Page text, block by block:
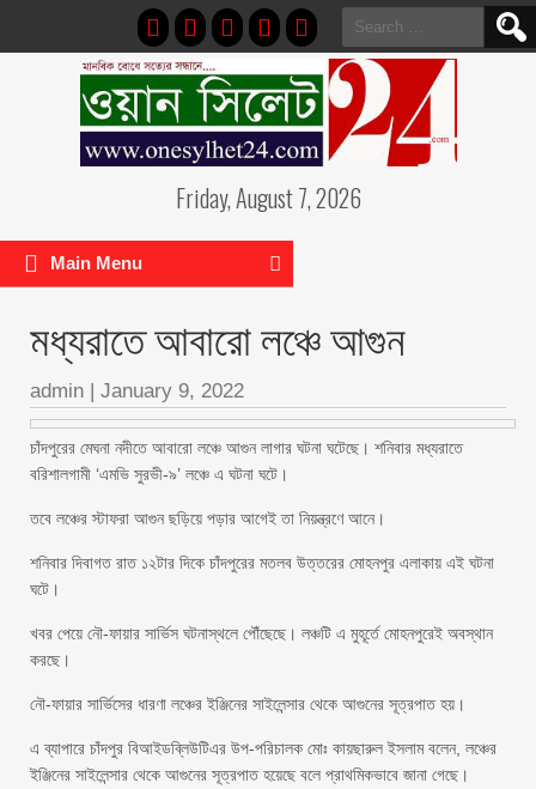
Search
for:
Friday, August 7, 2026
Main Menu
মধ্যরাতে আবারো লঞ্চে আগুন
admin | January 9, 2022
চাঁদপুরের মেঘনা নদীতে আবারো লঞ্চে আগুন লাগার ঘটনা ঘটেছে। শনিবার মধ্যরাতে
বরিশালগামী ‘এমভি সুরভী-৯’ লঞ্চে এ ঘটনা ঘটে।
তবে লঞ্চের স্টাফরা আগুন ছড়িয়ে পড়ার আগেই তা নিয়ন্ত্রণে আনে।
শনিবার দিবাগত রাত ১২টার দিকে চাঁদপুরের মতলব উত্তরের মোহনপুর এলাকায় এই ঘটনা
ঘটে।
খবর পেয়ে নৌ-ফায়ার সার্ভিস ঘটনাস্থলে পৌঁছেছে। লঞ্চটি এ মুহূর্তে মোহনপুরেই অবস্থান
করছে।
নৌ-ফায়ার সার্ভিসের ধারণা লঞ্চের ইঞ্জিনের সাইলেন্সার থেকে আগুনের সূত্রপাত হয়।
এ ব্যাপারে চাঁদপুর বিআইডব্লিউটিএর উপ-পরিচালক মোঃ কায়ছারুল ইসলাম বলেন, লঞ্চের
ইঞ্জিনের সাইলেন্সার থেকে আগুনের সূত্রপাত হয়েছে বলে প্রাথমিকভাবে জানা গেছে।